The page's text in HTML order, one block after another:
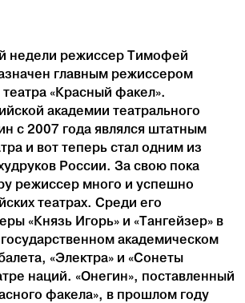
недели режиссер Тимофей
главным режиссером
«Красный факел».
академии театрального
с 2007 года являлся штатным
и вот теперь стал одним из
России. За свою пока
режиссер много и успешно
театрах. Среди его
«Князь Игорь» и «Тангейзер» в
академическом
«Электра» и «Сонеты
наций. «Онегин», поставленный
факела», в прошлом году